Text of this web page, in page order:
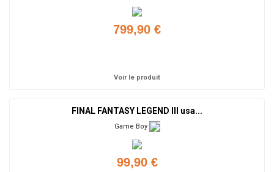
799,90 €
Voir le produit
FINAL FANTASY LEGEND III usa...
Game Boy
99,90 €